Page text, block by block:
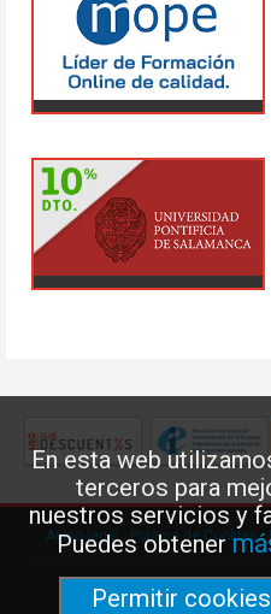
En esta web
terceros para
nuestros servicios y
Puedes obtener
Permitir cookies
Aviso legal·Política de Cookies·
Federación de Enseñanza de